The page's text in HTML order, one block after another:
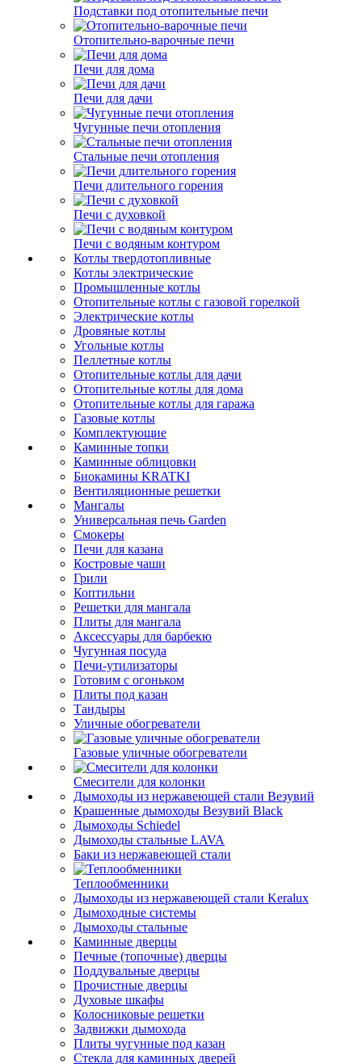
Подставки под отопительные печи
Отопительно-варочные печи
Печи для дома
Печи для дачи
Чугунные печи отопления
Стальные печи отопления
Печи длительного горения
Печи с духовкой
Печи с водяным контуром
Котлы твердотопливные
Котлы электрические
Промышленные котлы
Отопительные котлы с газовой горелкой
Электрические котлы
Дровяные котлы
Угольные котлы
Пеллетные котлы
Отопительные котлы для дачи
Отопительные котлы для дома
Отопительные котлы для гаража
Газовые котлы
Комплектующие
Каминные топки
Каминные облицовки
Биокамины KRATKI
Вентиляционные решетки
Мангалы
Универсальная печь Garden
Смокеры
Печи для казана
Костровые чаши
Грили
Коптильни
Решетки для мангала
Плиты для мангала
Аксессуары для барбекю
Чугунная посуда
Печи-утилизаторы
Готовим с огоньком
Плиты под казан
Тандыры
Уличные обогреватели
Газовые уличные обогреватели
Смесители для колонки
Дымоходы из нержавеющей стали Везувий
Крашенные дымоходы Везувий Black
Дымоходы Schiedel
Дымоходы стальные LAVA
Баки из нержавеющей стали
Теплообменники
Дымоходы из нержавеющей стали Keralux
Дымоходные системы
Дымоходы стальные
Каминные дверцы
Печные (топочные) дверцы
Поддувальные дверцы
Прочистные дверцы
Духовые шкафы
Колосниковые решетки
Задвижки дымохода
Плиты чугунные под казан
Стекла для каминных дверей